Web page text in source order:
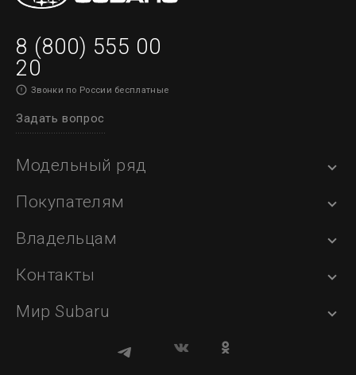
8 (800) 555 00
20
Звонки по России бесплатные
Задать вопрос
Модельный ряд
Покупателям
Владельцам
Контакты
Мир Subaru